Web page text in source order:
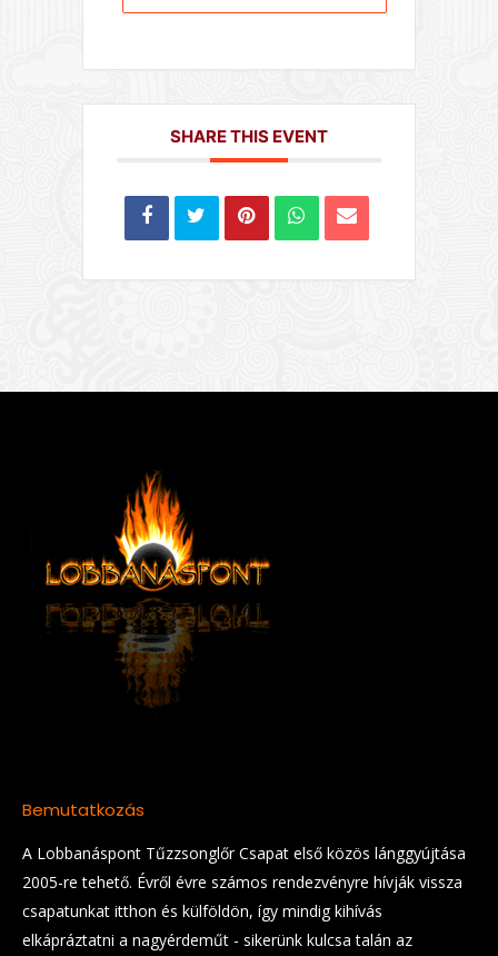
SHARE THIS EVENT
Bemutatkozás
A Lobbanáspont Tűzzsonglőr Csapat első közös lánggyújtása
2005-re tehető. Évről évre számos rendezvényre hívják vissza
csapatunkat itthon és külföldön, így mindig kihívás
elkápráztatni a nagyérdeműt - sikerünk kulcsa talán az